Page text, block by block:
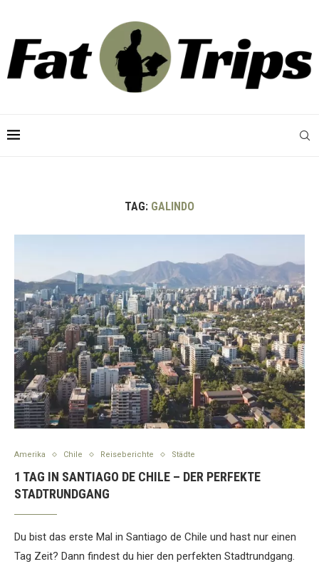
TAG: GALINDO
Amerika Chile Reiseberichte Städte
1 TAG IN SANTIAGO DE CHILE – DER PERFEKTE
STADTRUNDGANG
Du bist das erste Mal in Santiago de Chile und hast nur einen
Tag Zeit? Dann findest du hier den perfekten Stadtrundgang.